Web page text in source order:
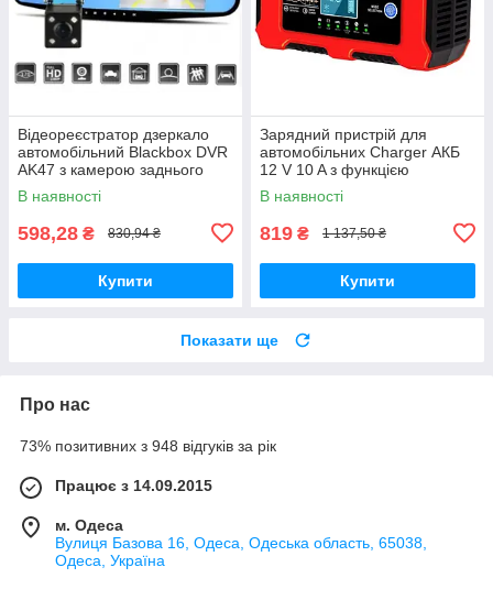
Відеореєстратор дзеркало
автомобільний Blackboх DVR
AK47 з камерою заднього
виду
В наявності
598,28 ₴ 830,94 ₴
Купити
Зарядний пристрій для
автомобільних Charger АКБ
12 V 10 A з функцією
відновлення Pulse Repair
В наявності
819 ₴ 1 137,50 ₴
Купити
Показати ще
Про нас
73% позитивних з 948 відгуків за рік
Працює з 14.09.2015
м. Одеса
Вулиця Базова 16, Одеса, Одеська область, 65038,
Одеса, Україна